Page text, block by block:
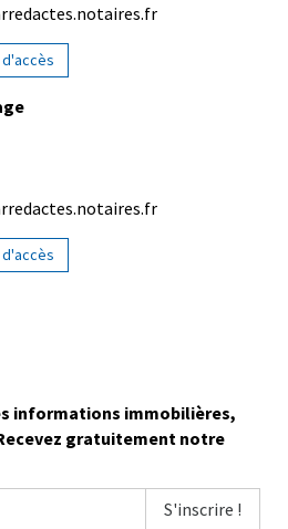
d'accès
d'accès
informations immobilières,
gratuitement notre
S'inscrire !